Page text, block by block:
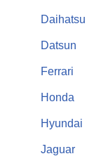
Daihatsu
Datsun
Ferrari
Honda
Hyundai
Jaguar